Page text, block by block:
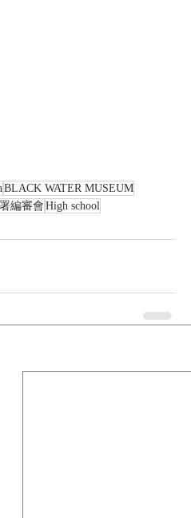
BLACK WATER MUSEUM
編審會High school